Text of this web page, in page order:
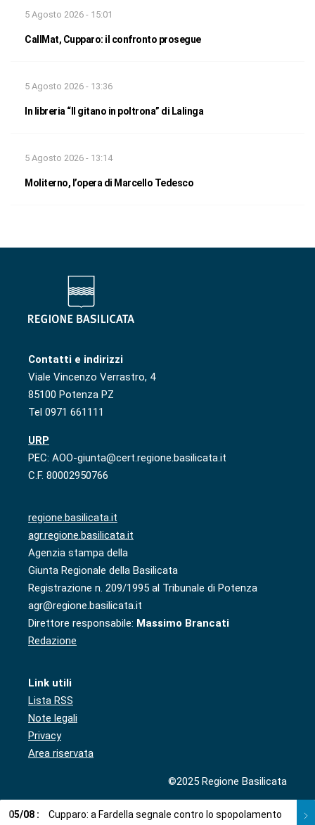
5 Agosto 2026 - 15:01
CallMat, Cupparo: il confronto prosegue
5 Agosto 2026 - 13:36
In libreria “Il gitano in poltrona” di Lalinga
5 Agosto 2026 - 13:14
Moliterno, l’opera di Marcello Tedesco
Contatti e indirizzi
Viale Vincenzo Verrastro, 4
85100 Potenza PZ
Tel 0971 661111
URP
PEC: AOO-giunta@cert.regione.basilicata.it
C.F. 80002950766
regione.basilicata.it
agr.regione.basilicata.it
Agenzia stampa della
Giunta Regionale della Basilicata
Registrazione n. 209/1995 al Tribunale di Potenza
agr@regione.basilicata.it
Direttore responsabile: Massimo Brancati
Redazione
Link utili
Lista RSS
Note legali
Privacy
Area riservata
©2025 Regione Basilicata
05/08 : Cupparo: a Fardella segnale contro lo spopolamento 05